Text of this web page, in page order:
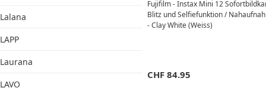
Lalana
LAPP
Laurana
LAVO
Fujifilm - Instax Mini 12
Blitz und Selfiefunktion /
- Clay White (Weiss)
CHF 84.95